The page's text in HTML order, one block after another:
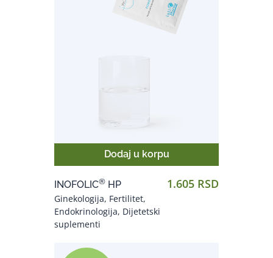
Dodaj u korpu
INOFOLIC® HP
Ginekologija, Fertilitet,
Endokrinologija, Dijetetski
suplementi
1.605 RSD